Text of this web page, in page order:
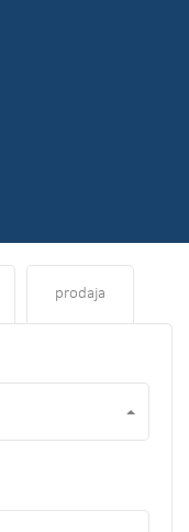
prodaja